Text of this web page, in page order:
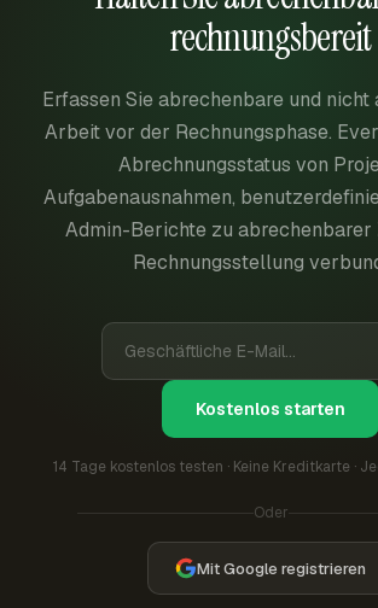
rechnungsbereit
Erfassen Sie abrechenbare und nicht
Arbeit vor der Rechnungsphase.
Abrechnungsstatus von
Aufgabenausnahmen,
Admin-Berichte zu abrechenbarer
Rechnungsstellung
Kostenlos starten
14 Tage kostenlos testen · Keine Kreditkarte ·
Oder
Mit Google registrieren